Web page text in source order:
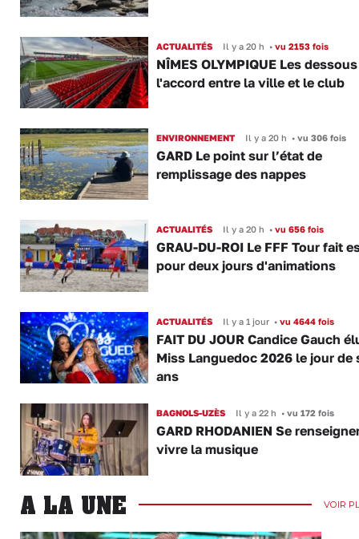
ACTUALITÉS Il y a 20 h •vu 2153 fois
NÎMES OLYMPIQUE Les
l'accord entre la ville et le club
ENVIRONNEMENT Il y a 20 h •vu 306 fois
GARD Le point sur l’état de
remplissage des nappes
ACTUALITÉS Il y a 20 h •vu 656 fois
GRAU-DU-ROI Le FFF Tour fait
pour deux jours d'animations
ACTUALITÉS Il y a 1 jour •vu 4644 fois
FAIT DU JOUR Candice Gauch
Miss Languedoc 2026 le jour de
ans
BAGNOLS-UZÈS Il y a 22 h •vu 172 fois
GARD RHODANIEN Se
vivre la musique
A LA UNE VOIR